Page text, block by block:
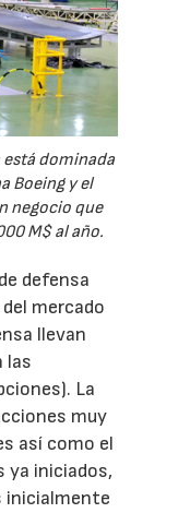
dominada
Boeing y el
negocio que
M$ al año.
defensa
mercado
llevan
las
La
muy
así como el
ya iniciados,
inicialmente